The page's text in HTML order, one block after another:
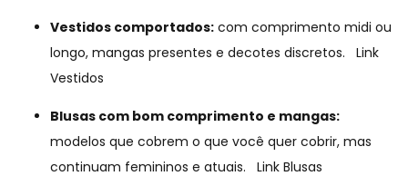
Vestidos comportados: com comprimento midi ou
longo, mangas presentes e decotes discretos.
Link
Vestidos
Blusas com bom comprimento e mangas:
modelos que cobrem o que você quer cobrir, mas
continuam femininos e atuais.
Link Blusas